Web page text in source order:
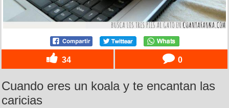
34 0
Cuando eres un koala y te encantan las
caricias